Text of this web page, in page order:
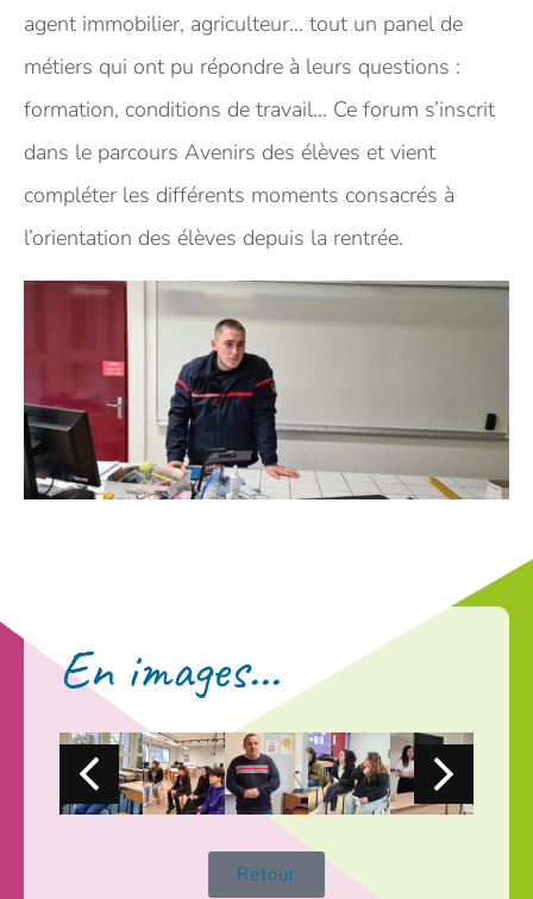
agent immobilier, agriculteur… tout un panel de
métiers qui ont pu répondre à leurs questions :
formation, conditions de travail… Ce forum s’inscrit
dans le parcours Avenirs des élèves et vient
compléter les différents moments consacrés à
l’orientation des élèves depuis la rentrée.
En images...
Retour